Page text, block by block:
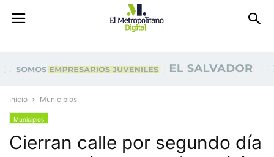
Inicio Municipios
Municipios
Cierran calle por segundo día